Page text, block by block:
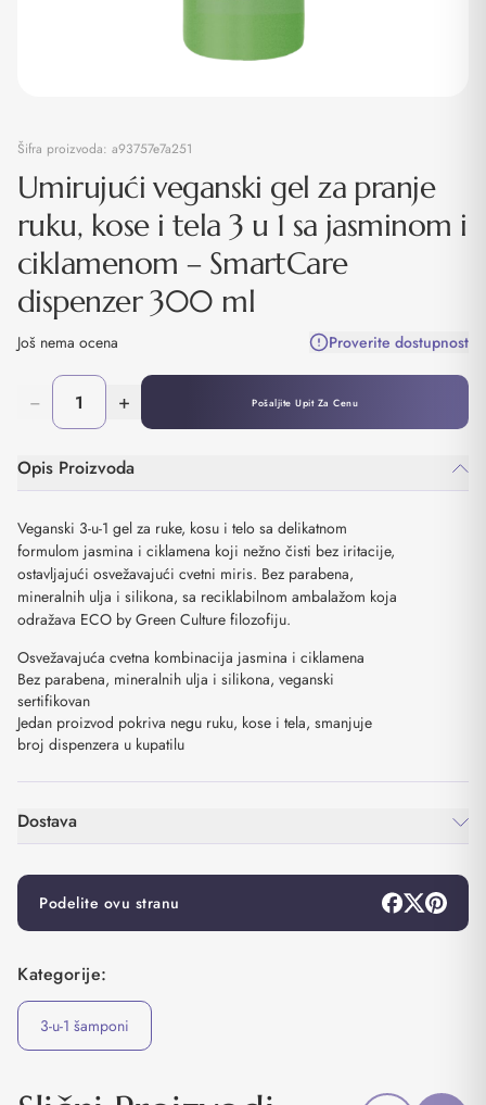
Šifra proizvoda: a93757e7a251
Umirujući veganski gel za pranje
ruku, kose i tela 3 u 1 sa jasminom i
ciklamenom – SmartCare
dispenzer 300 ml
Još nema ocena Proverite dostupnost
− + Pošaljite Upit Za Cenu
Opis Proizvoda
Veganski 3-u-1 gel za ruke, kosu i telo sa delikatnom
formulom jasmina i ciklamena koji nežno čisti bez iritacije,
ostavljajući osvežavajući cvetni miris. Bez parabena,
mineralnih ulja i silikona, sa reciklabilnom ambalažom koja
odražava ECO by Green Culture filozofiju.
Osvežavajuća cvetna kombinacija jasmina i ciklamena
Bez parabena, mineralnih ulja i silikona, veganski
sertifikovan
Jedan proizvod pokriva negu ruku, kose i tela, smanjuje
broj dispenzera u kupatilu
Dostava
Podelite ovu stranu
Kategorije:
3-u-1 šamponi